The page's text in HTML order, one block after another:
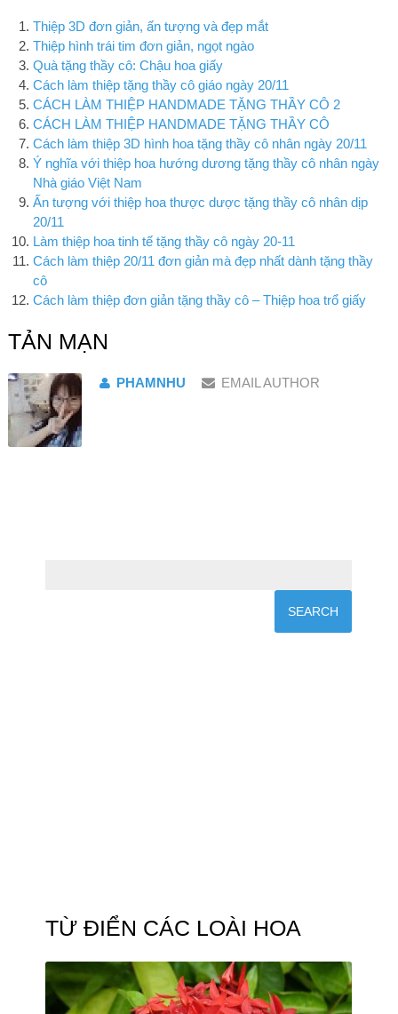
Thiệp 3D đơn giản, ấn tượng và đẹp mắt
Thiệp hình trái tim đơn giản, ngọt ngào
Quà tặng thầy cô: Chậu hoa giấy
Cách làm thiệp tặng thầy cô giáo ngày 20/11
CÁCH LÀM THIỆP HANDMADE TẶNG THẦY CÔ 2
CÁCH LÀM THIỆP HANDMADE TẶNG THẦY CÔ
Cách làm thiệp 3D hình hoa tặng thầy cô nhân ngày 20/11
Ý nghĩa với thiệp hoa hướng dương tặng thầy cô nhân ngày
Nhà giáo Việt Nam
Ấn tượng với thiệp hoa thược dược tặng thầy cô nhân dịp
20/11
Làm thiệp hoa tinh tế tặng thầy cô ngày 20-11
Cách làm thiệp 20/11 đơn giản mà đẹp nhất dành tặng thầy
cô
Cách làm thiệp đơn giản tặng thầy cô – Thiệp hoa trổ giấy
TẢN MẠN
PHAMNHU EMAIL AUTHOR
TỪ ĐIỂN CÁC LOÀI HOA